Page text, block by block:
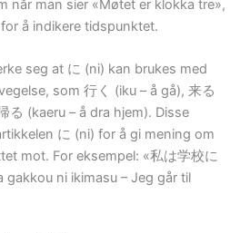
når man sier «Møtet er klokka tre»,
å indikere tidspunktet.
seg at に (ni) kan brukes med
som 行く (iku – å gå), 来る
る (kaeru – å dra hjem). Disse
に (ni) for å gi mening om
mot. For eksempel: «私は学校に
gakkou ni ikimasu – Jeg går til